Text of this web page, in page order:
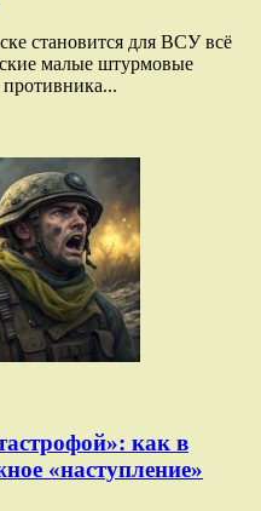
становится для ВСУ всё
малые штурмовые
как в
«наступление»